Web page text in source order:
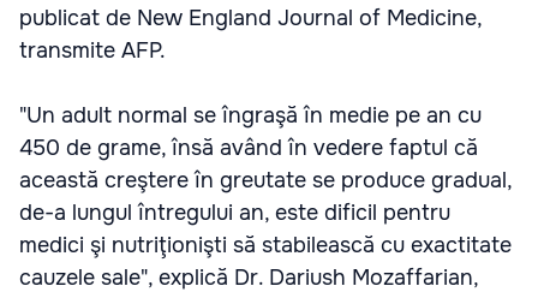
publicat de New England Journal of Medicine,
transmite AFP.
"Un adult normal se îngraşă în medie pe an cu
450 de grame, însă având în vedere faptul că
această creştere în greutate se produce gradual,
de-a lungul întregului an, este dificil pentru
medici şi nutriţionişti să stabilească cu exactitate
cauzele sale", explică Dr. Dariush Mozaffarian,